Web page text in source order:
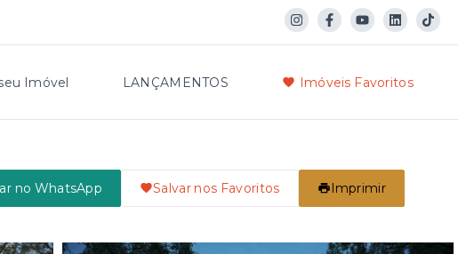
Imóvel LANÇAMENTOS Imóveis Favoritos
no WhatsApp Salvar nos Favoritos Imprimir